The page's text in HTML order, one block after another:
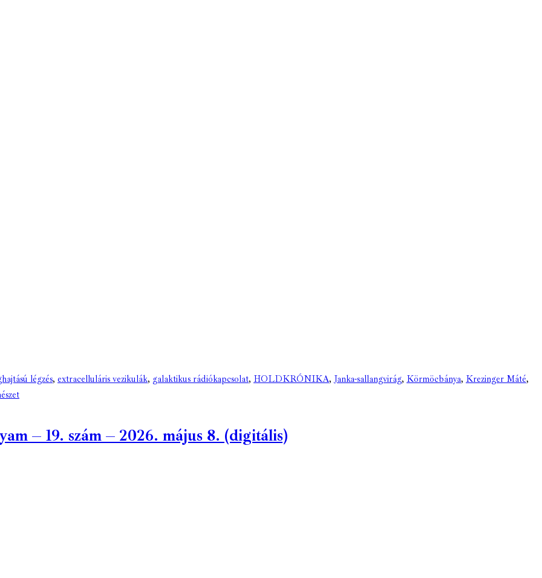
légzés, extracelluláris vezikulák, galaktikus rádiókapcsolat, HOLDKRÓNIKA, Janka-sallangvirág, Körmöcbánya, Krezinger Máté,
– 19. szám – 2026. május 8. (digitális)